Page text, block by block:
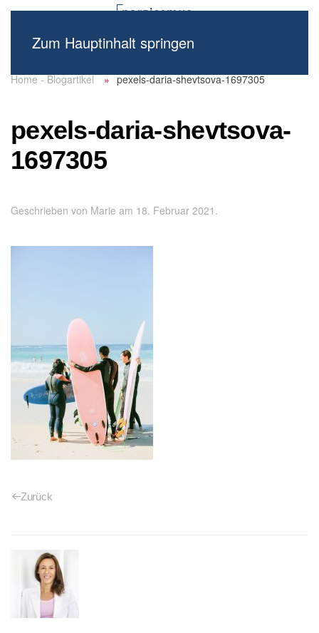
Zum Hauptinhalt springen
Home - Blogartikel pexels-daria-shevtsova-1697305
pexels-daria-shevtsova-
1697305
Geschrieben von Marie am 18. Februar 2021 .
Zurück